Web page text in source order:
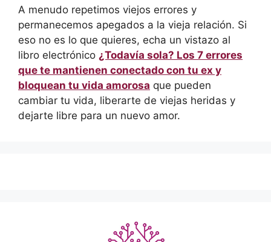
A menudo repetimos viejos errores y
permanecemos apegados a la vieja relación. Si
eso no es lo que quieres, echa un vistazo al
libro electrónico ¿Todavía sola? Los 7 errores
que te mantienen conectado con tu ex y
bloquean tu vida amorosa que pueden
cambiar tu vida, liberarte de viejas heridas y
dejarte libre para un nuevo amor.